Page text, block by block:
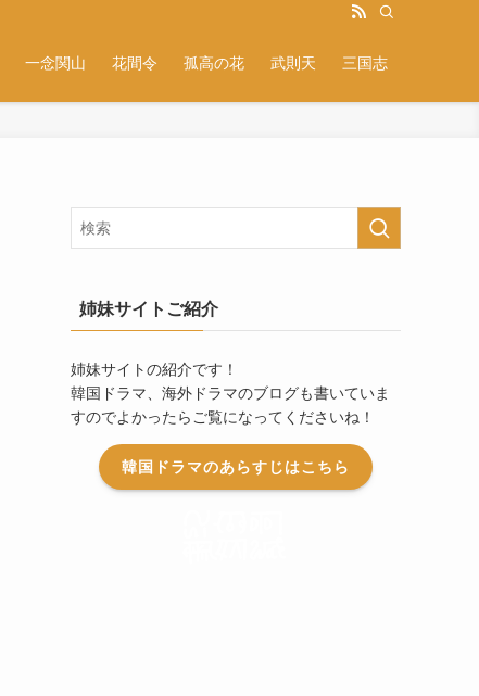
一念関山 花間令 孤高の花 武則天 三国志
姉妹サイトご紹介
姉妹サイトの紹介です！
韓国ドラマ、海外ドラマのブログも書いていま
すのでよかったらご覧になってくださいね！
韓国ドラマのあらすじはこちら